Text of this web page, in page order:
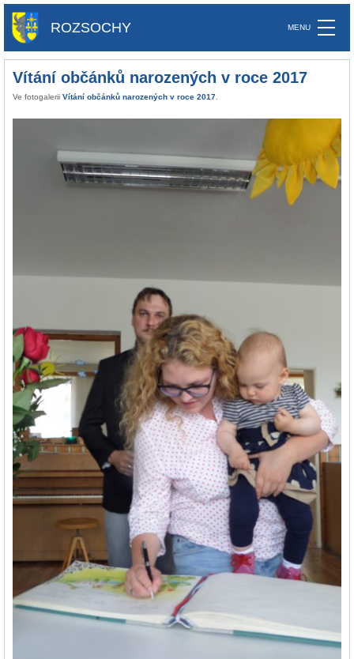
ROZSOCHY
Vítání občánků narozených v roce 2017
Ve fotogalerii Vítání občánků narozených v roce 2017